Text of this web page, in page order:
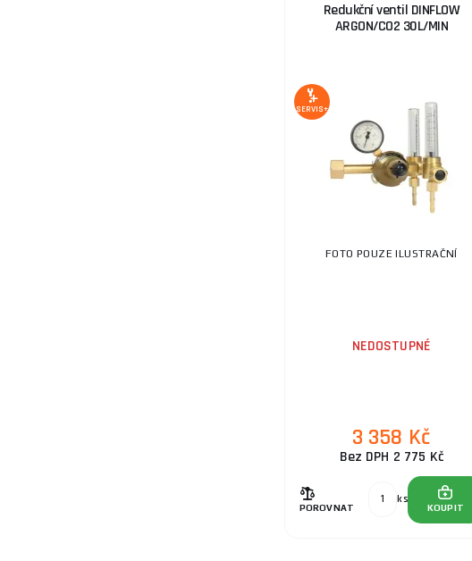
Redukční ventil DINFLOW
ARGON/CO2 30L/MIN
SERVIS+
FOTO POUZE ILUSTRAČNÍ
NEDOSTUPNÉ
3 358 Kč
Bez DPH 2 775 Kč
POROVNAT
ks
KOUPIT